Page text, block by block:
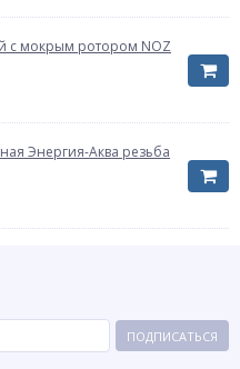
органа
бабочка
полнопроходной
2021
имеют
нет
с мокрым ротором NOZ
Энергия-Аква резьба
ПОДПИСАТЬСЯ